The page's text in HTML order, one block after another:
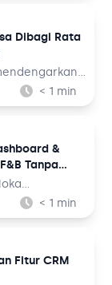
satu
membuat
order ini
bukti untuk
atau kurang
di awal.
Dibagi Rata
kami terus
kasir terdepan
Bill kepada
< 1 min
&
Tanpa
Moka
agar
< 1 min
Fitur CRM